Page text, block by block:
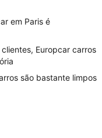
em Paris é
Europcar carros
são bastante limpos